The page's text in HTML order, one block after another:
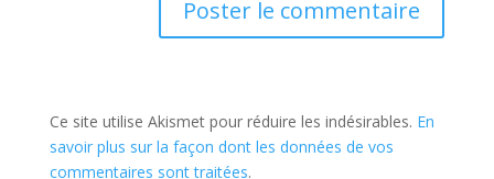
Ce site utilise Akismet pour réduire les indésirables. En
savoir plus sur la façon dont les données de vos
commentaires sont traitées.